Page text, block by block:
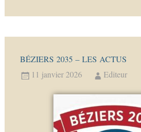
BÉZIERS 2035 – LES ACTUS
11 janvier 2026
Editeur